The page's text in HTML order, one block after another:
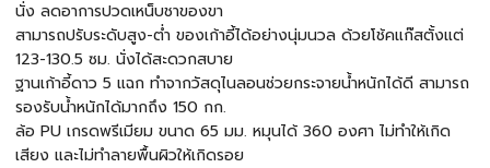
นั่ง ลดอาการปวดเหน็บชาของขา
สามารถปรับระดับสูง-ต่ำ ของเก้าอี้ได้อย่างนุ่มนวล ด้วยโช้คแก๊สตั้งแต่
123-130.5 ซม. นั่งได้สะดวกสบาย
ฐานเก้าอี้ดาว 5 แฉก ทำจากวัสดุไนลอนช่วยกระจายน้ำหนักได้ดี สามารถ
รองรับน้ำหนักได้มากถึง 150 กก.
ล้อ PU เกรดพรีเมียม ขนาด 65 มม. หมุนได้ 360 องศา ไม่ทำให้เกิด
เสียง และไม่ทำลายพื้นผิวให้เกิดรอย